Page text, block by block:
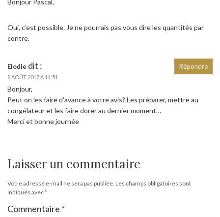
Oui, c’est possible. Je ne pourrais pas vous dire les quantités par
contre.
Elodie dit :
8 AOÛT 2017 À 14:51
Bonjour,
Peut on les faire d’avance à votre avis? Les préparer, mettre au
congélateur et les faire dorer au dernier moment…
Merci et bonne journée
Répondre
Laisser un commentaire
Votre adresse e-mail ne sera pas publiée. Les champs obligatoires sont
indiqués avec*
Commentaire *